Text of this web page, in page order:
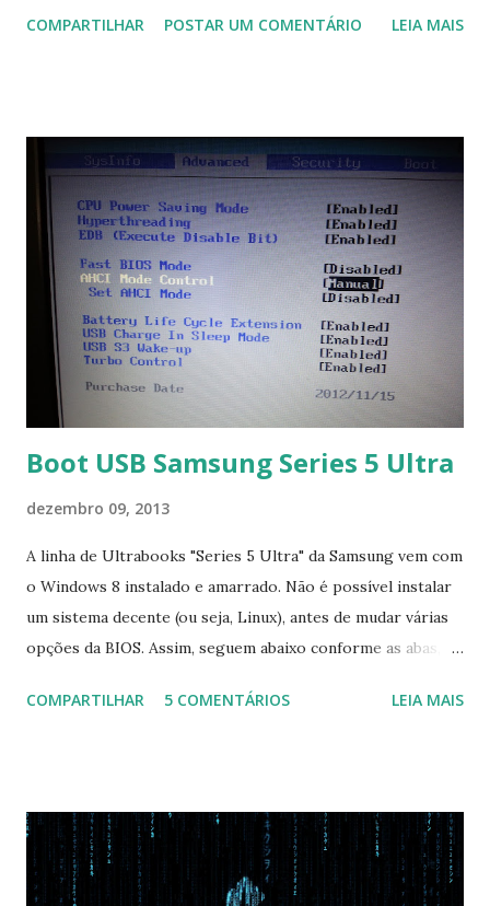
Na última versão 0.100, a coleção contém mais de 8.000
COMPARTILHAR POSTAR UM COMENTÁRIO LEIA MAIS
Boot USB Samsung Series 5 Ultra
dezembro 09, 2013
A linha de Ultrabooks "Series 5 Ultra" da Samsung vem com
o Windows 8 instalado e amarrado. Não é possível instalar
um sistema decente (ou seja, Linux), antes de mudar várias
opções da BIOS. Assim, seguem abaixo conforme as abas, a
Na inicialização aperte F2 para acessar a BIOS e então faça
com Win, deixe essa opção no Auto ) Set AHCI Mode ->
Disabled USB S3 Wake-up -> Enabled Boot: Secure Boot ->
Disabled OS Mode Selection -> UEFI and CSM OS (Essa
COMPARTILHAR 5 COMENTÁRIOS LEIA MAIS